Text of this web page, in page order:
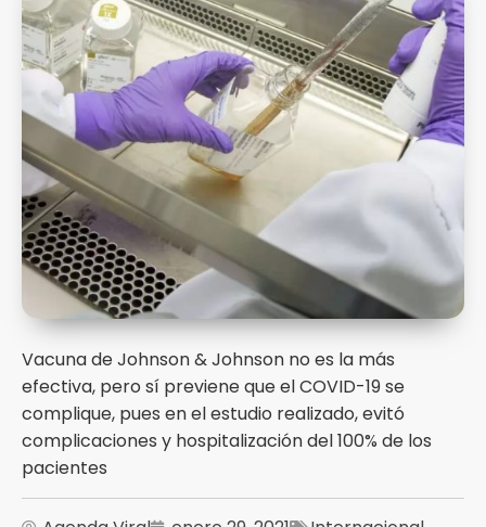
Vacuna de Johnson & Johnson no es la más
efectiva, pero sí previene que el COVID-19 se
complique, pues en el estudio realizado, evitó
complicaciones y hospitalización del 100% de los
pacientes